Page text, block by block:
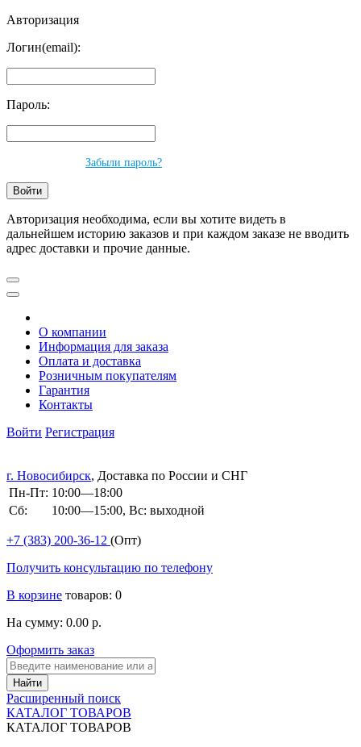
Авторизация
Логин(email):
Пароль:
Забыли пароль?
Авторизация необходима, если вы хотите видеть в
дальнейшем историю заказов и при каждом заказе не вводить
адрес доставки и прочие данные.
О компании
Информация для заказа
Оплата и доставка
Розничным покупателям
Гарантия
Контакты
Войти Регистрация
г. Новосибирск, Доставка по России и СНГ
Пн-Пт: 10:00—18:00
Сб:
10:00—15:00, Вс: выходной
+7 (383) 200-36-12 (Опт)
Получить консультацию по телефону
В корзине товаров: 0
На сумму: 0.00 р.
Оформить заказ
Расширенный поиск
КАТАЛОГ ТОВАРОВ
КАТАЛОГ ТОВАРОВ